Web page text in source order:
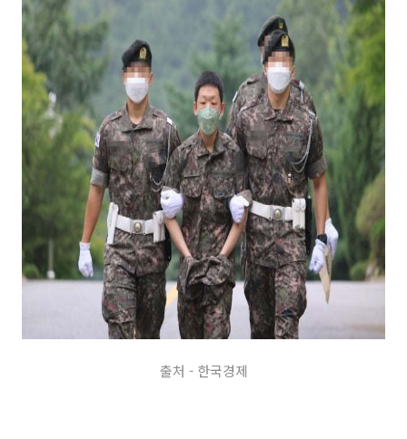
출처 - 한국경제